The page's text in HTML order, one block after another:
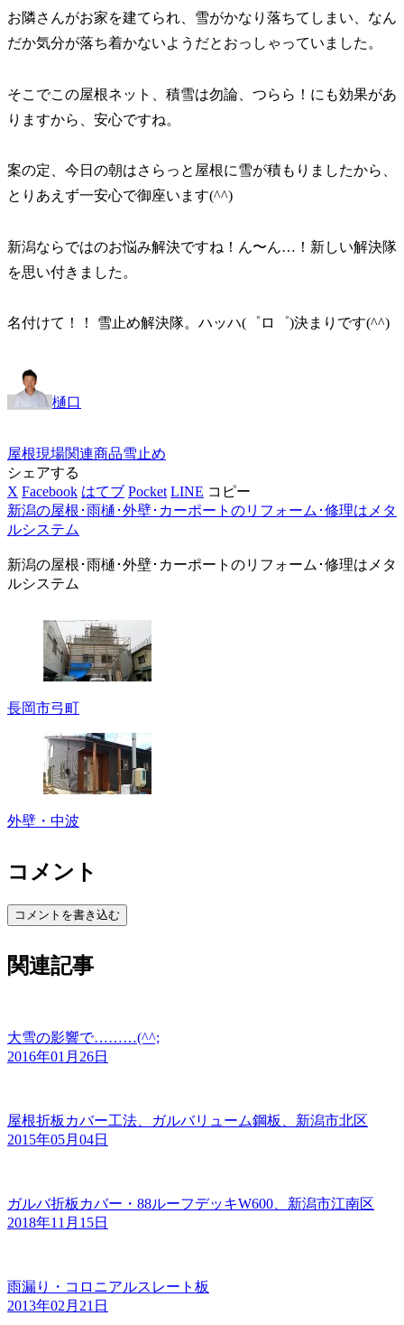
お隣さんがお家を建てられ、雪がかなり落ちてしまい、なん
だか気分が落ち着かないようだとおっしゃっていました。
そこでこの屋根ネット、積雪は勿論、つらら！にも効果があ
りますから、安心ですね。
案の定、今日の朝はさらっと屋根に雪が積もりましたから、
とりあえず一安心で御座います(^^)
新潟ならではのお悩み解決ですね！ん〜ん…！新しい解決隊
を思い付きました。
名付けて！！ 雪止め解決隊。ハッハ(゜ロ゜)決まりです(^^)
樋口
屋根現場関連商品雪止め
シェアする
X Facebook はてブ Pocket LINE コピー
新潟の屋根･雨樋･外壁･カーポートのリフォーム･修理はメタ
ルシステム
新潟の屋根･雨樋･外壁･カーポートのリフォーム･修理はメタ
ルシステム
長岡市弓町
外壁・中波
コメント
コメントを書き込む
関連記事
大雪の影響で………(^^;
2016年01月26日
屋根折板カバー工法、ガルバリューム鋼板、新潟市北区
2015年05月04日
ガルバ折板カバー・88ルーフデッキW600、新潟市江南区
2018年11月15日
雨漏り・コロニアルスレート板
2013年02月21日